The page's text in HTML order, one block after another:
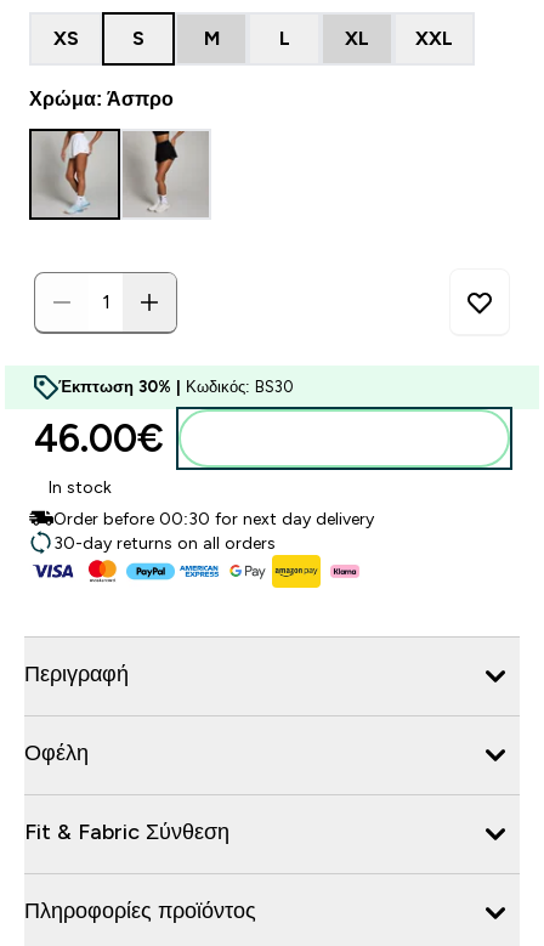
XS S M L XL XXL
Χρώμα: Άσπρο
Έκπτωση 30% | Κωδικός: BS30
46.00€‎
In stock
Order before 00:30 for next day delivery
30-day returns on all orders
Περιγραφή
Οφέλη
Fit & Fabric Σύνθεση
Πληροφορίες προϊόντος